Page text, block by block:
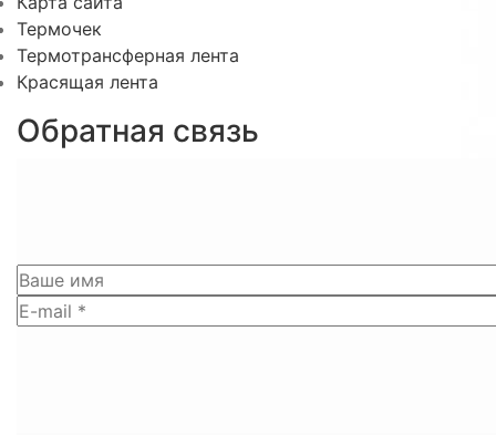
Термочек
Термотрансферная лента
Красящая лента
Обратная связь